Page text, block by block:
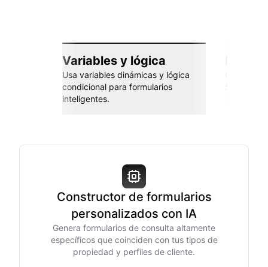
Variables y lógica
Usa variables dinámicas y lógica
condicional para formularios
inteligentes.
Constructor de formularios
personalizados con IA
Genera formularios de consulta altamente
específicos que coinciden con tus tipos de
propiedad y perfiles de cliente.